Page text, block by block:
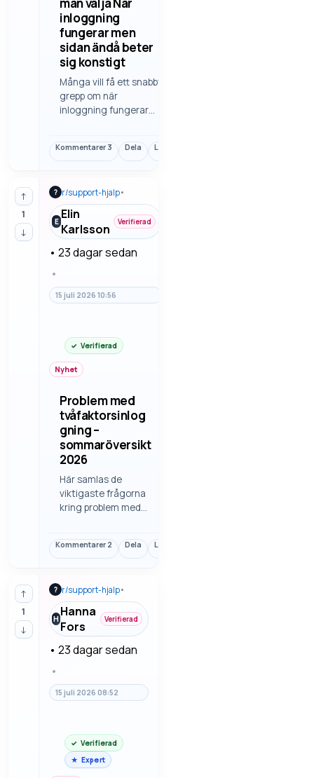
inloggning
fungerar men
sidan ändå beter
sig konstigt
Många vill få ett snabbt
grepp om när
inloggning fungerar
enklare att använda för
igenom felsökning
steg för steg så man
slipper gi…
Kommentarer 3 Dela Länk
↑
1
↓
? r/support-hjalp•
E Elin
Karlsson
Verifierad
• 23 dagar sedan
•
15 juli 2026 10:56
Verifierad
Nyhet
Problem med
tvåfaktorsinlog
gning –
sommaröversikt
2026
Här samlas de
viktigaste frågorna
kring problem med
användbart när man
vad som går att
göra direkt. Vi går
igenom felsökning
steg för steg så
man s…
Kommentarer 2 Dela Länk
↑
1
↓
? r/support-hjalp•
HHanna
Fors
Verifierad
• 23 dagar sedan
•
15 juli 2026 08:52
Verifierad
Expert